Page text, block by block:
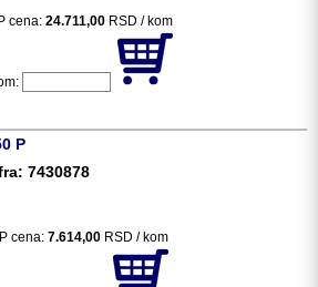
cena: 24.711,00 RSD / kom
P
7430878
cena: 7.614,00 RSD / kom